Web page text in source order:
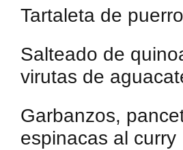
Tartaleta de
Salteado de
virutas de
Garbanzos,
espinacas al curry